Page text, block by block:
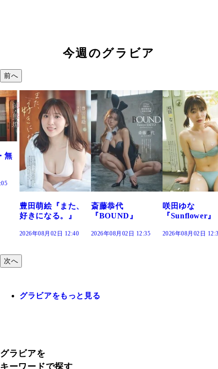
今週のグラビア
前へ
斎藤恭代
『BOUND』
2026年08月02日 12:35
咲田ゆな
『Sunflower』
2026年08月02日 12:30
藤水咲桜『花
だまり』
2026年08月02日
次へ
グラビアをもっと見る
グラビアを
キーワードで探す